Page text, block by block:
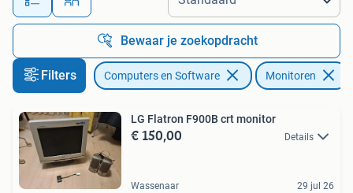
Bewaar je zoekopdracht
Filters Computers en Software Monitoren
LG Flatron F900B crt monitor
€ 150,00 Details
Wassenaar 29 jul 26